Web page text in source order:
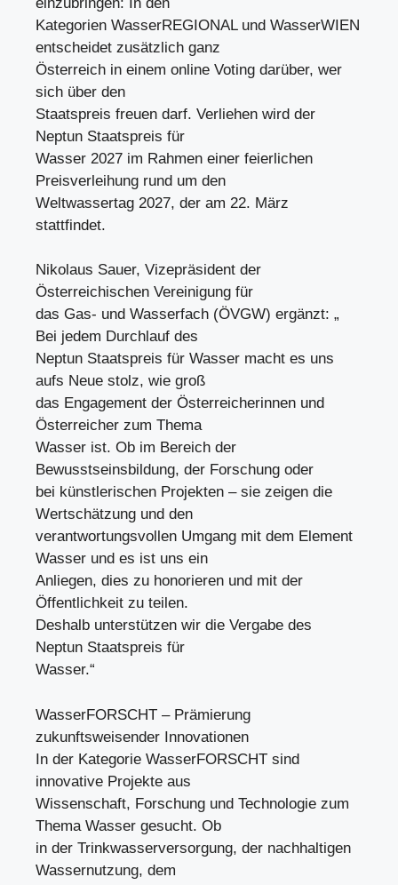
Kategorien WasserREGIONAL und WasserWIEN
entscheidet zusätzlich ganz
Österreich in einem online Voting darüber, wer
sich über den
Staatspreis freuen darf. Verliehen wird der
Neptun Staatspreis für
Wasser 2027 im Rahmen einer feierlichen
Preisverleihung rund um den
Weltwassertag 2027, der am 22. März
stattfindet.
Nikolaus Sauer, Vizepräsident der
Österreichischen Vereinigung für
das Gas- und Wasserfach (ÖVGW) ergänzt: „
Bei jedem Durchlauf des
Neptun Staatspreis für Wasser macht es uns
aufs Neue stolz, wie groß
das Engagement der Österreicherinnen und
Österreicher zum Thema
Wasser ist. Ob im Bereich der
Bewusstseinsbildung, der Forschung oder
bei künstlerischen Projekten – sie zeigen die
Wertschätzung und den
verantwortungsvollen Umgang mit dem Element
Wasser und es ist uns ein
Anliegen, dies zu honorieren und mit der
Öffentlichkeit zu teilen.
Deshalb unterstützen wir die Vergabe des
Neptun Staatspreis für
Wasser.“
WasserFORSCHT – Prämierung
zukunftsweisender Innovationen
In der Kategorie WasserFORSCHT sind
innovative Projekte aus
Wissenschaft, Forschung und Technologie zum
Thema Wasser gesucht. Ob
in der Trinkwasserversorgung, der nachhaltigen
Wassernutzung, dem